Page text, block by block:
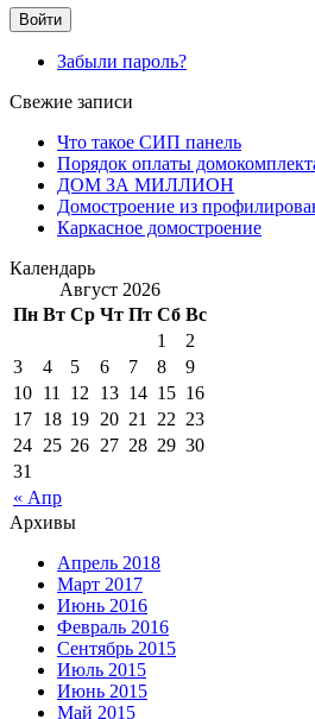
Забыли пароль?
Свежие записи
Что такое СИП панель
Порядок оплаты
ДОМ ЗА МИЛЛИОН
Домостроение из
Каркасное домостроение
Календарь
Август 2026
Пн Вт Ср Чт Пт Сб Вс
« Апр
1
2
3
4 5 6 7 8
9
10 11 12 13 14 15 16
17 18 19 20 21 22 23
24 25 26 27 28 29 30
31
Архивы
Апрель 2018
Март 2017
Июнь 2016
Февраль 2016
Сентябрь 2015
Июль 2015
Июнь 2015
Май 2015